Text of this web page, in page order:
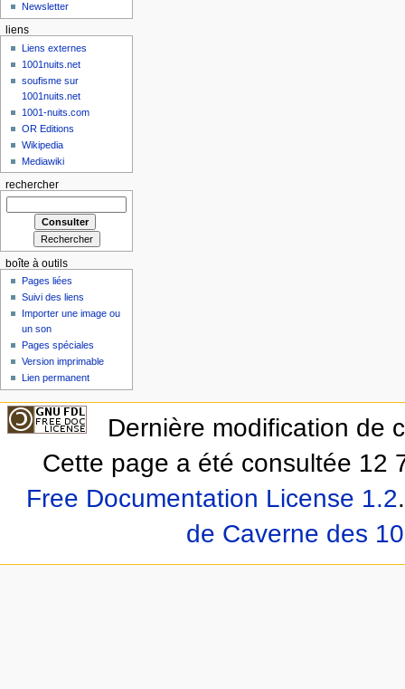
Newsletter
liens
Liens externes
1001nuits.net
soufisme sur
1001nuits.net
1001-nuits.com
OR Editions
Wikipedia
Mediawiki
rechercher
boîte à outils
Pages liées
Suivi des liens
Importer une image ou
un son
Pages spéciales
Version imprimable
Lien permanent
Dernière modification de
Cette page a été consultée 12
Free Documentation License 1.2.
de Caverne des